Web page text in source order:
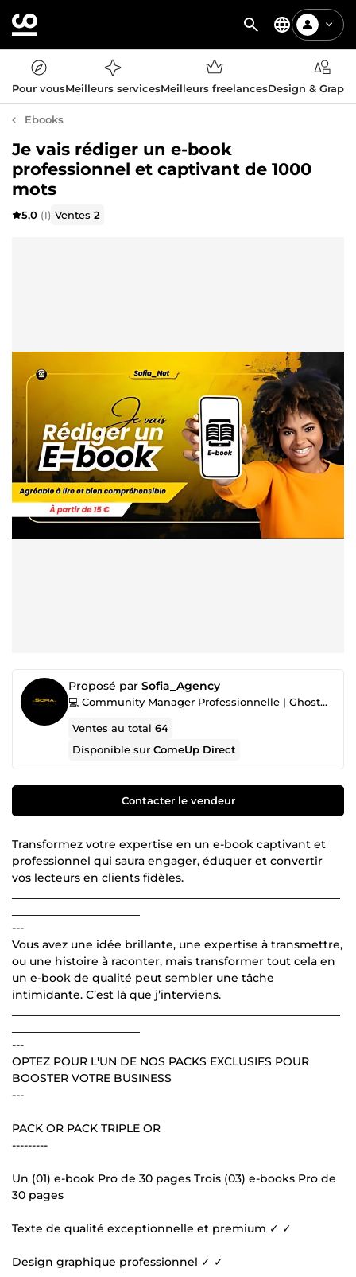
Pour vousMeilleurs servicesMeilleurs freelancesDesign &
Ebooks
Je vais rédiger un e-book
professionnel et captivant de 1000
mots
5,0 (1) Ventes2
Proposé par Sofia_Agency
💻 Community Manager Professionnelle | Ghostwriter |
Ventes au total64
Disponible surComeUp Direct
Contacter le vendeur
Transformez votre expertise en un e-book captivant et
professionnel qui saura engager, éduquer et convertir
vos lecteurs en clients fidèles.
---
Vous avez une idée brillante, une expertise à transmettre,
ou une histoire à raconter, mais transformer tout cela en
un e-book de qualité peut sembler une tâche
intimidante. C’est là que j’interviens.
---
OPTEZ POUR L'UN DE NOS PACKS EXCLUSIFS POUR
BOOSTER VOTRE BUSINESS
---
PACK OR PACK TRIPLE OR
---------
Un (01) e-book Pro de 30 pages Trois (03) e-books Pro de
30 pages
Texte de qualité exceptionnelle et premium ✓ ✓
Design graphique professionnel ✓ ✓